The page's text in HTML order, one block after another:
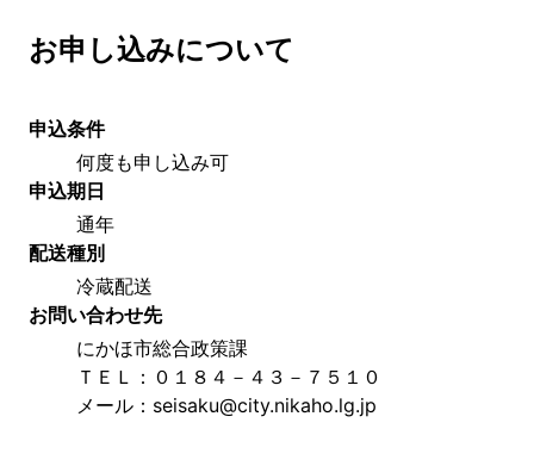
お申し込みについて
申込条件
何度も申し込み可
申込期日
通年
配送種別
冷蔵配送
お問い合わせ先
にかほ市総合政策課
ＴＥＬ：０１８４－４３－７５１０
メール：seisaku@city.nikaho.lg.jp